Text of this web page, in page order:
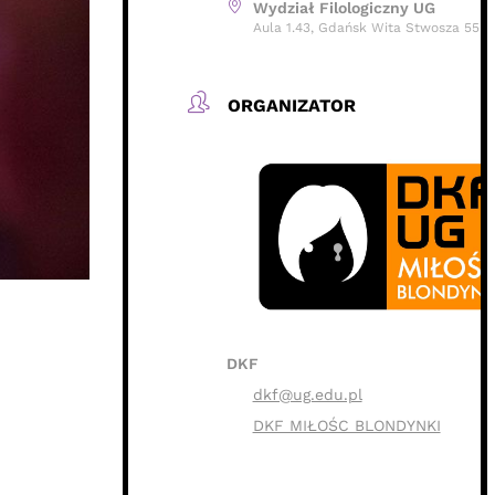
Wydział Filologiczny UG
Aula 1.43, Gdańsk Wita Stwosza 55
ORGANIZATOR
DKF
dkf@ug.edu.pl
DKF MIŁOŚC BLONDYNKI